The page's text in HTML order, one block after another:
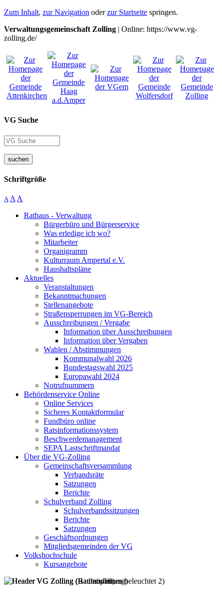
Zum Inhalt, zur Navigation oderzur Startseite springen.
Verwaltungsgemeinschaft Zolling | Online: https://www.vg-
zolling.de/
VG Suche
suchen
Schriftgröße
A A A
Rathaus - Verwaltung
Bürgerbüro und Bürgerservice
Was erledige ich wo?
Mitarbeiter
Organigramm
Kulturraum Ampertal e.V.
Haushaltspläne
Aktuelles
Veranstaltungen
Bekanntmachungen
Stellenangebote
Straßensperrungen im VG-Bereich
Ausschreibungen / Vergabe
Information über Ausschreibungen
Information über Vergaben
Wahlen / Abstimmungen
Kommunalwahl 2026
Bundestagswahl 2025
Europawahl 2024
Notrufnummern
Behördenservice Online
Online Services
Sicheres Kontaktformular
Fundbüro online
Ratsinformationssystem
Beschwerdemanagement
SEPA Lastschriftmandat
Über die VG-Zolling
Gemeinschaftsversammlung
Verbandsräte
Satzungen
Berichte
Schulverband Zolling
Schulverbandssitzungen
Berichte
Satzungen
Geschäftsordnungen
Mitgliedsgemeinden der VG
Volkshochschule
Kursangebote